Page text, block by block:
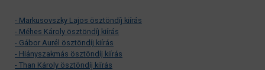
- Markusovszky Lajos ösztöndíj kiírás
- Méhes Károly ösztöndíj kiírás
- Gábor Aurél ösztöndíj kiírás
- Hiányszakmás ösztöndíj kiírás
- Than Károly ösztöndíj kiírás